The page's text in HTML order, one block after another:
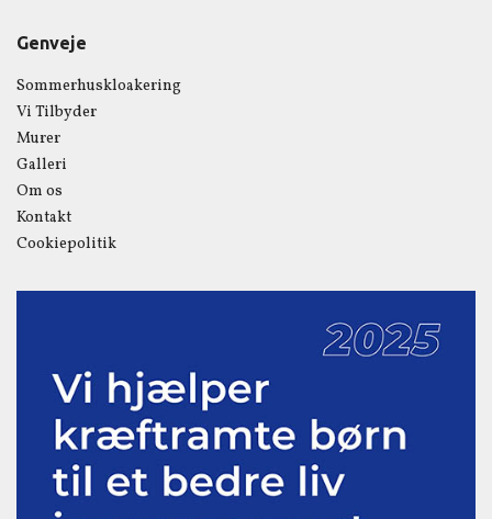
Genveje
Sommerhuskloakering
Vi Tilbyder
Murer
Galleri
Om os
Kontakt
Cookiepolitik